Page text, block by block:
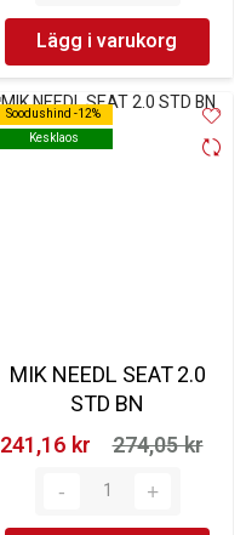
Lägg i varukorg
Soodushind -12%
Kesklaos
Soodushind -12%
Kesklaos
MIK NEEDL SEAT 2.0
STD BN
241,16 kr‎
274,05 kr‎